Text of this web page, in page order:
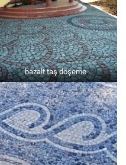
bazalt taş döşeme